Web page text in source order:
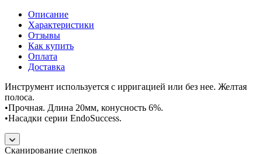
Описание
Характеристики
Отзывы
Как купить
Оплата
Доставка
Инструмент используется с ирригацией или без нее. Желтая
полоса.
•Прочная. Длина 20мм, конусность 6%.
•Насадки серии EndoSuccess.
Сканирование слепков